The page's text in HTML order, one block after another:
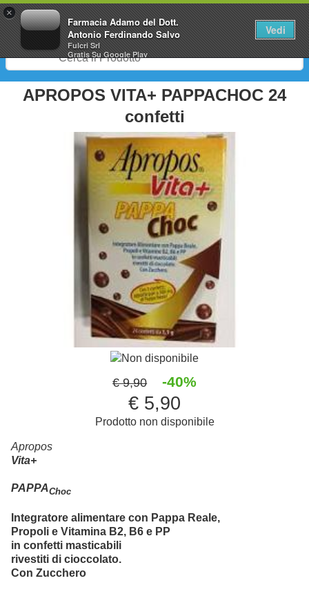
×
Farmacia Adamo del Dott.
Antonio Ferdinando Salvo
Fulcri Srl
GratisSu Google Play
Vedi
0
APROPOS VITA+ PAPPACHOC 24
confetti
Non disponibile
€ 9,90 -40%
€ 5,90
Prodotto non disponibile
Apropos
Vita+
PAPPAChoc
Integratore alimentare con Pappa Reale,
Propoli e Vitamina B2, B6 e PP
in confetti masticabili
rivestiti di cioccolato.
Con Zucchero